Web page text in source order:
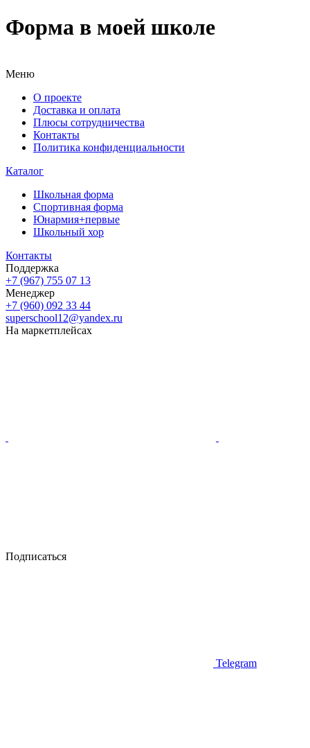
Форма в моей школе
Меню
О проекте
Доставка и оплата
Плюсы сотрудничества
Контакты
Политика конфиденциальности
Каталог
Школьная форма
Спортивная форма
Юнармия+первые
Школьный хор
Контакты
Поддержка
+7 (967) 755 07 13
Менеджер
+7 (960) 092 33 44
superschool12@yandex.ru
На маркетплейсах
Подписаться
Telegram